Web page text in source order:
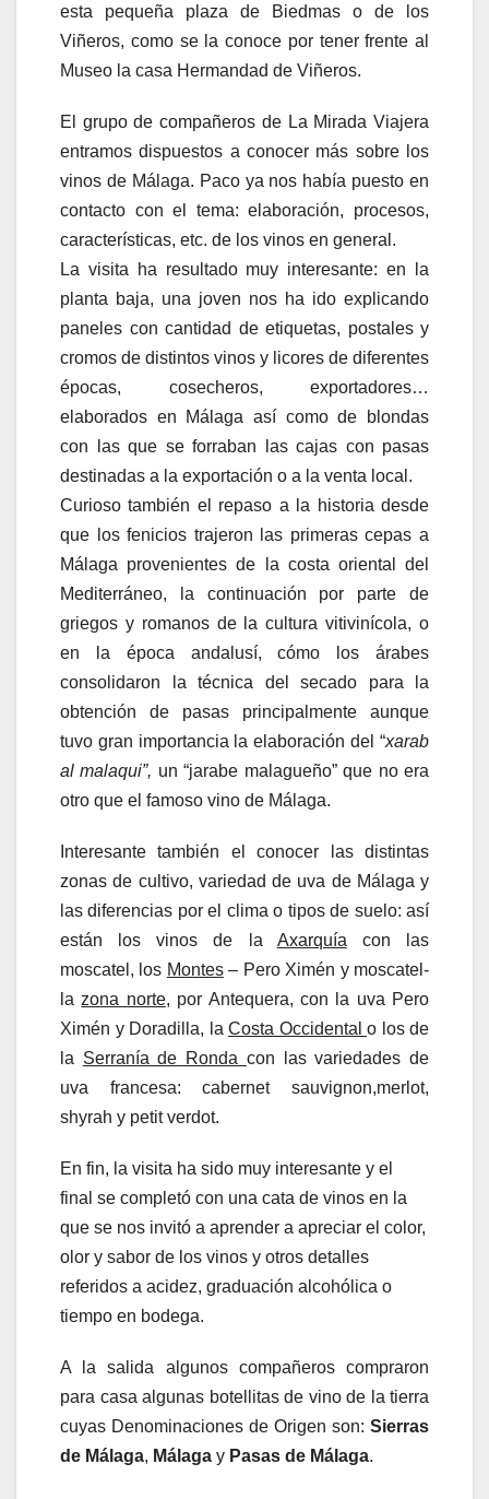
esta pequeña plaza de Biedmas o de los
Viñeros, como se la conoce por tener frente al
Museo la casa Hermandad de Viñeros.
El grupo de compañeros de La Mirada Viajera
entramos dispuestos a conocer más sobre los
vinos de Málaga. Paco ya nos había puesto en
contacto con el tema: elaboración, procesos,
características, etc. de los vinos en general.
La visita ha resultado muy interesante: en la
planta baja, una joven nos ha ido explicando
paneles con cantidad de etiquetas, postales y
cromos de distintos vinos y licores de diferentes
épocas, cosecheros, exportadores…
elaborados en Málaga así como de blondas
con las que se forraban las cajas con pasas
destinadas a la exportación o a la venta local.
Curioso también el repaso a la historia desde
que los fenicios trajeron las primeras cepas a
Málaga provenientes de la costa oriental del
Mediterráneo, la continuación por parte de
griegos y romanos de la cultura vitivinícola, o
en la época andalusí, cómo los árabes
consolidaron la técnica del secado para la
obtención de pasas principalmente aunque
tuvo gran importancia la elaboración del “xarab
al malaqui”, un “jarabe malagueño” que no era
otro que el famoso vino de Málaga.
Interesante también el conocer las distintas
zonas de cultivo, variedad de uva de Málaga y
las diferencias por el clima o tipos de suelo: así
están los vinos de la Axarquía con las
moscatel, los Montes– Pero Ximén y moscatel-
lazona norte, por Antequera, con la uva Pero
Ximén y Doradilla, la Costa Occidental o los de
la Serranía de Ronda con las variedades de
uva francesa: cabernet sauvignon,merlot,
shyrah y petit verdot.
En fin, la visita ha sido muy interesante y el
final se completó con una cata de vinos en la
que se nos invitó a aprender a apreciar el color,
olor y sabor de los vinos y otros detalles
referidos a acidez, graduación alcohólica o
tiempo en bodega.
A la salida algunos compañeros compraron
para casa algunas botellitas de vino de la tierra
cuyas Denominaciones de Origen son: Sierras
de Málaga, Málaga y Pasas de Málaga.